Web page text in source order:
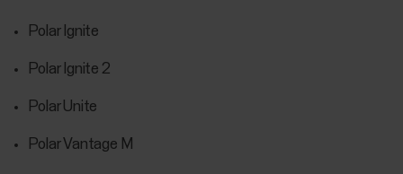
Polar Ignite
Polar Ignite 2
Polar Unite
Polar Vantage M